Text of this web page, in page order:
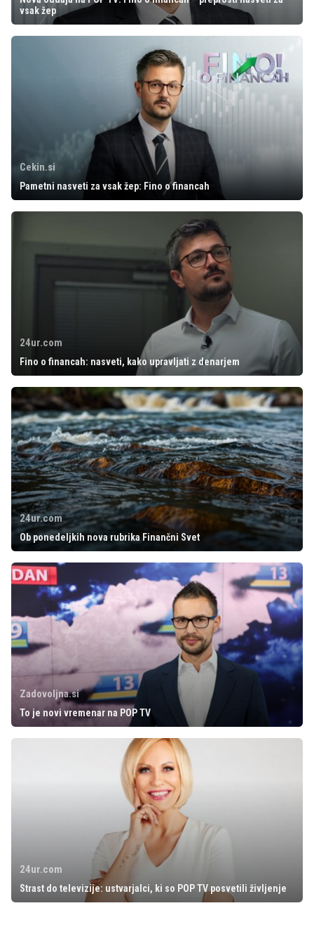
vsak žep
Cekin.si
Pametni nasveti za vsak žep: Fino o financah
24ur.com
Fino o financah: nasveti, kako upravljati z denarjem
24ur.com
Ob ponedeljkih nova rubrika Finančni Svet
Zadovoljna.si
To je novi vremenar na POP TV
24ur.com
Strast do televizije: ustvarjalci, ki so POP TV posvetili življenje